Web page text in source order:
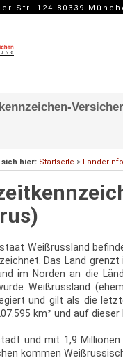
Str. 124 80339
sich hier: Startseite >
Weißrussland
Das Land
im Norden an die
Weißrussland
und gilt als die
km² und auf dieser
und mit 1,9
kommen